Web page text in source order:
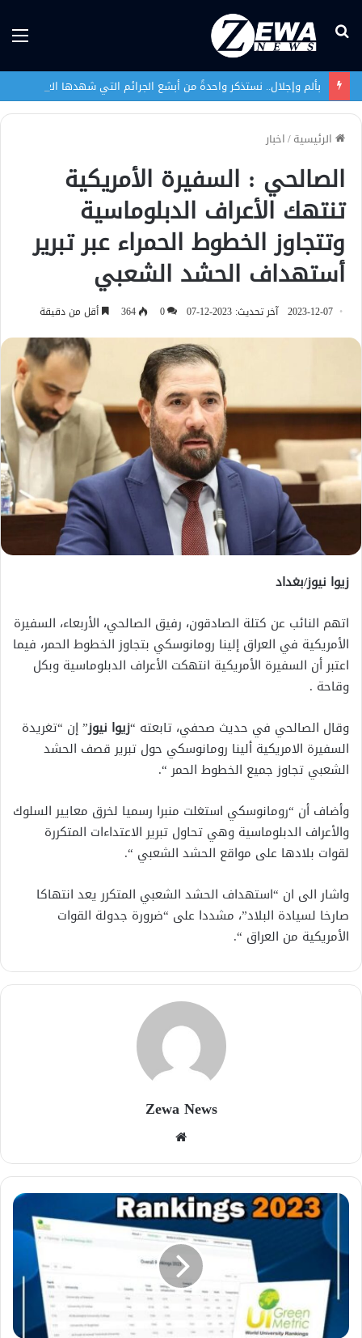
بحث
الرئيسية/اخبار
الصالحي : السفيرة الأمريكية
تنتهك الأعراف الدبلوماسية
وتتجاوز الخطوط الحمراء عبر تبرير
أستهداف الحشد الشعبي
2023-12-07 آخر تحديث: 2023-12-07 0
364 أقل من دقيقة
زيوا نيوز/بغداد
اتهم النائب عن كتلة الصادقون، رفيق الصالحي، الأربعاء، السفيرة
الأمريكية في العراق إلينا رومانوسكي بتجاوز الخطوط الحمر، فيما
اعتبر أن السفيرة الأمريكية انتهكت الأعراف الدبلوماسية وبكل
وقاحة .
وقال الصالحي في حديث صحفي، تابعته “زيوا نيوز” إن “تغريدة
السفيرة الامريكية ألينا رومانوسكي حول تبرير قصف الحشد
الشعبي تجاوز جميع الخطوط الحمر “.
وأضاف أن “رومانوسكي استغلت منبرا رسميا لخرق معايير السلوك
والأعراف الدبلوماسية وهي تحاول تبرير الاعتداءات المتكررة
لقوات بلادها على مواقع الحشد الشعبي “.
واشار الى ان “استهداف الحشد الشعبي المتكرر يعد انتهاكا
صارخا لسيادة البلاد”، مشددا على “ضرورة جدولة القوات
الأمريكية من العراق “.
Zewa News